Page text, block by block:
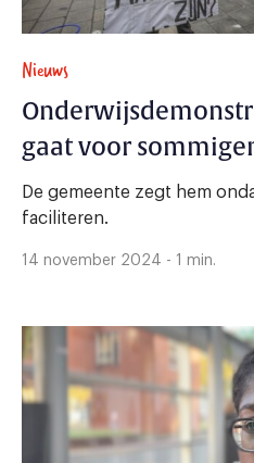
Nieuws
gaat voor
De gemeente zegt hem
faciliteren.
14 november 2024 - 1 min.